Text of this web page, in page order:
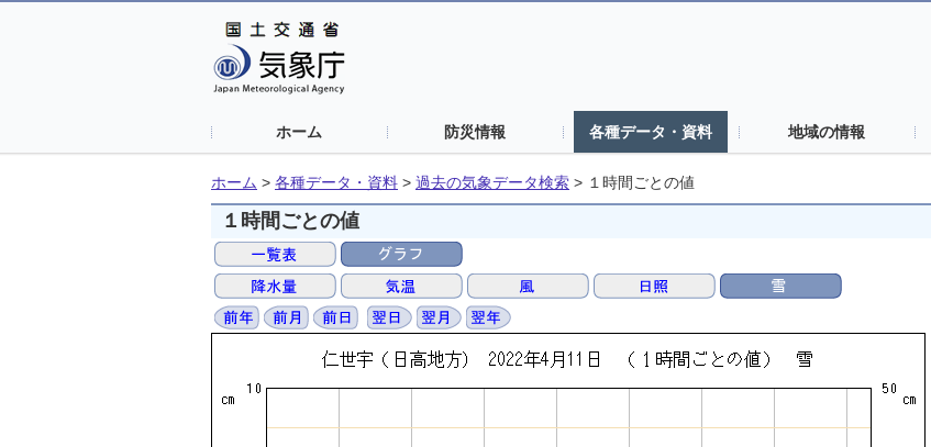
ホーム 防災情報 各種データ・資料 地域の情報
ホーム > 各種データ・資料 > 過去の気象データ検索 > １時間ごとの値
１時間ごとの値